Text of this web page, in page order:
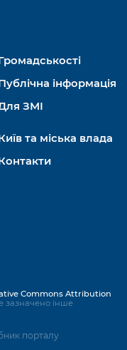
інформація
ЗМІ
та міська влада
порталу
Commons Attribution
зазначено інше